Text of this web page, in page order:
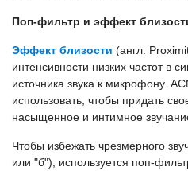
Поп-фильтр и эффект
Эффект близости (англ.
интенсивности низких частот в
источника звука к микрофону.
использовать, чтобы придать
насыщенное и интимное
Чтобы избежать чрезмерного
или "б"), используется поп-